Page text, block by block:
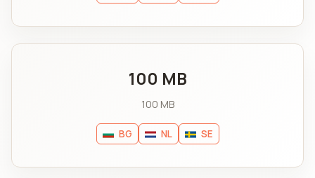
100 MB
100 MB
BG NL SE